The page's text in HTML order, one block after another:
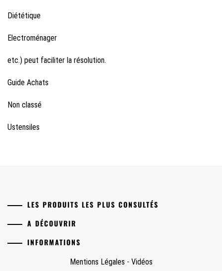
Diététique
Electroménager
etc.) peut faciliter la résolution.
Guide Achats
Non classé
Ustensiles
LES PRODUITS LES PLUS CONSULTÉS
A DÉCOUVRIR
INFORMATIONS
Mentions Légales - Vidéos